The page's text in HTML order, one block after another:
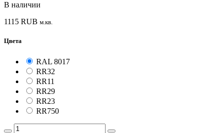
В наличии
1115 RUB м.кв.
Цвета
RAL 8017
RR32
RR11
RR29
RR23
RR750